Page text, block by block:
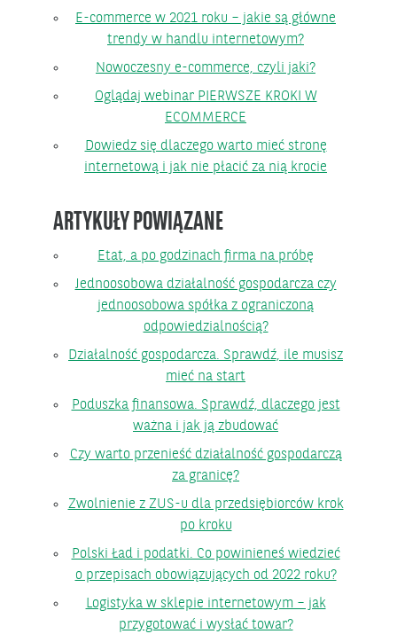
E-commerce w 2021 roku – jakie są główne
trendy w handlu internetowym?
Nowoczesny e-commerce, czyli jaki?
Oglądaj webinar PIERWSZE KROKI W
ECOMMERCE
Dowiedz się dlaczego warto mieć stronę
internetową i jak nie płacić za nią krocie
ARTYKUŁY POWIĄZANE
Etat, a po godzinach firma na próbę
Jednoosobowa działalność gospodarcza czy
jednoosobowa spółka z ograniczoną
odpowiedzialnością?
Działalność gospodarcza. Sprawdź, ile musisz
mieć na start
Poduszka finansowa. Sprawdź, dlaczego jest
ważna i jak ją zbudować
Czy warto przenieść działalność gospodarczą
za granicę?
Zwolnienie z ZUS-u dla przedsiębiorców krok
po kroku
Polski Ład i podatki. Co powinieneś wiedzieć
o przepisach obowiązujących od 2022 roku?
Logistyka w sklepie internetowym – jak
przygotować i wysłać towar?